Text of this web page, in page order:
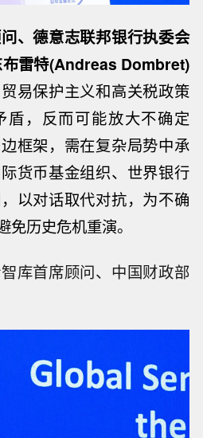
、德意志联邦银行执委会
布雷特(Andreas Dombret)
易保护主义和高关税政策
盾，反而可能放大不确定
框架，需在复杂局势中承
货币基金组织、世界银行
以对话取代对抗，为不确
历史危机重演。
库首席顾问、中国财政部